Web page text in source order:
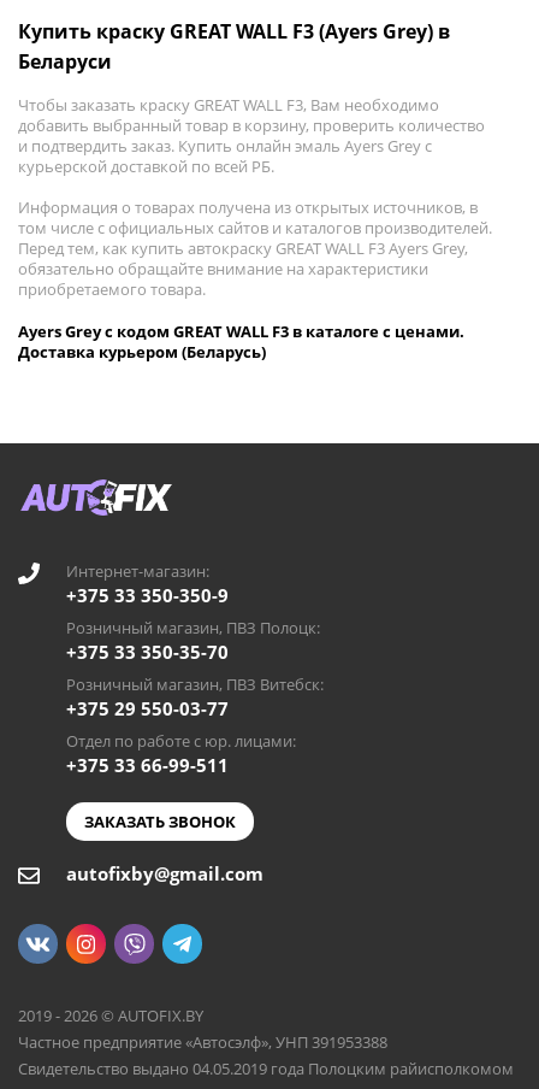
Купить краску GREAT WALL F3 (Ayers Grey) в
Беларуси
Чтобы заказать краску GREAT WALL F3, Вам необходимо
добавить выбранный товар в корзину, проверить количество
и подтвердить заказ. Купить онлайн эмаль Ayers Grey с
курьерской доставкой по всей РБ.
Информация о товарах получена из открытых источников, в
том числе с официальных сайтов и каталогов производителей.
Перед тем, как купить автокраску GREAT WALL F3 Ayers Grey,
обязательно обращайте внимание на характеристики
приобретаемого товара.
Ayers Grey с кодом GREAT WALL F3 в каталоге с ценами.
Доставка курьером (Беларусь)
Интернет-магазин:
+375 33 350-350-9
Розничный магазин, ПВЗ Полоцк:
+375 33 350-35-70
Розничный магазин, ПВЗ Витебск:
+375 29 550-03-77
Отдел по работе с юр. лицами:
+375 33 66-99-511
ЗАКАЗАТЬ ЗВОНОК
autofixby@gmail.com
2019 - 2026 © AUTOFIX.BY
Частное предприятие «Автосэлф», УНП 391953388
Свидетельство выдано 04.05.2019 года Полоцким райисполкомом